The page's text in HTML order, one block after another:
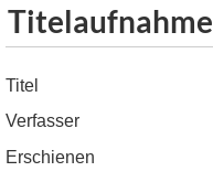
Titelaufnahme
Titel
Verfasser
Erschienen